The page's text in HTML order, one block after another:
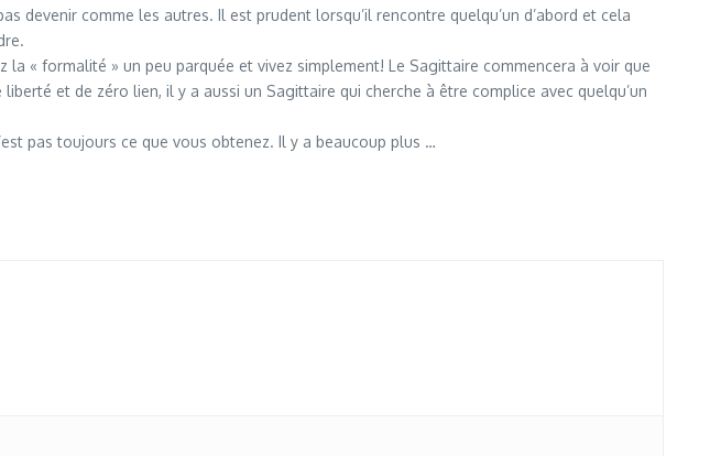
devenir comme les autres. Il est prudent lorsqu’il rencontre quelqu’un d’abord et cela
« formalité » un peu parquée et vivez simplement! Le Sagittaire commencera à voir que
et de zéro lien, il y a aussi un Sagittaire qui cherche à être complice avec quelqu’un
pas toujours ce que vous obtenez. Il y a beaucoup plus …